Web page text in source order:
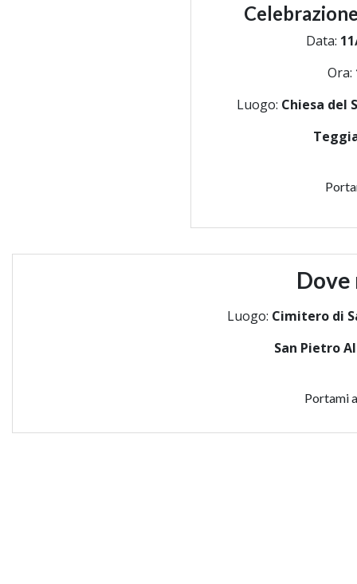
Data:
Ora:
Luogo: Chiesa del
Dove
Luogo: Cimitero di
San Pietro
Portami